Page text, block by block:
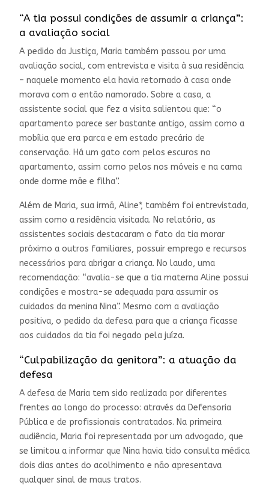
“A tia possui condições de assumir a criança”:
a avaliação social
A pedido da Justiça, Maria também passou por uma
avaliação social, com entrevista e visita à sua residência
– naquele momento ela havia retornado à casa onde
morava com o então namorado. Sobre a casa, a
assistente social que fez a visita salientou que: “o
apartamento parece ser bastante antigo, assim como a
mobília que era parca e em estado precário de
conservação. Há um gato com pelos escuros no
apartamento, assim como pelos nos móveis e na cama
onde dorme mãe e filha”.
Além de Maria, sua irmã, Aline*, também foi entrevistada,
assim como a residência visitada. No relatório, as
assistentes sociais destacaram o fato da tia morar
próximo a outros familiares, possuir emprego e recursos
necessários para abrigar a criança. No laudo, uma
recomendação: “avalia-se que a tia materna Aline possui
condições e mostra-se adequada para assumir os
cuidados da menina Nina”. Mesmo com a avaliação
positiva, o pedido da defesa para que a criança ficasse
aos cuidados da tia foi negado pela juíza.
“Culpabilização da genitora”: a atuação da
defesa
A defesa de Maria tem sido realizada por diferentes
frentes ao longo do processo: através da Defensoria
Pública e de profissionais contratados. Na primeira
audiência, Maria foi representada por um advogado, que
se limitou a informar que Nina havia tido consulta médica
dois dias antes do acolhimento e não apresentava
qualquer sinal de maus tratos.